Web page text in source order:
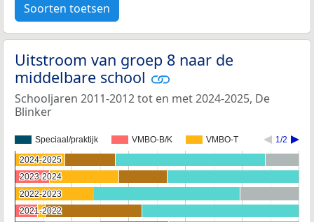
Soorten toetsen
Uitstroom van groep 8 naar de
middelbare school
Schooljaren 2011-2012 tot en met 2024-2025, De
Blinker
Speciaal/praktijk VMBO-B/K VMBO-T 1/2
2024-2025
2024-2025
2023-2024
2023-2024
2022-2023
2022-2023
2021-2022
2021-2022